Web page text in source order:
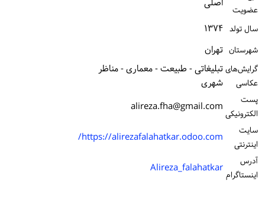
عضویت
اصلی
سال تولد ۱۳۷۴
شهرستان تهران
گرایش‌های
عکاسی
تبلیغاتی - طبیعت - معماری - مناظر
شهری
پست
الكترونیكی alireza.fha@gmail.com
سایت
اینترنتی
https://alirezafalahatkar.odoo.com/
آدرس
اینستاگرام Alireza_falahatkar